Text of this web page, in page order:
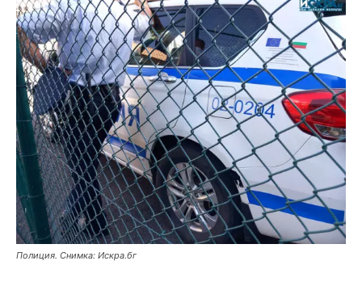
Полиция. Снимка: Искра.бг